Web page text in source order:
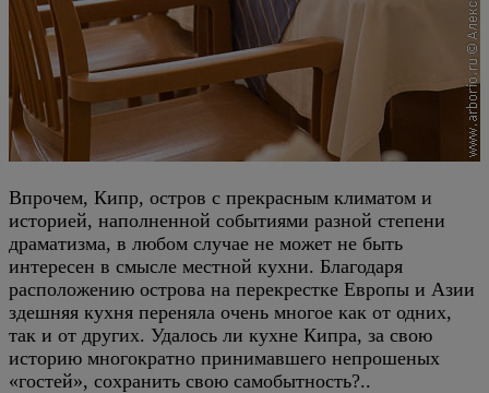
Впрочем, Кипр, остров с прекрасным климатом и
историей, наполненной событиями разной степени
драматизма, в любом случае не может не быть
интересен в смысле местной кухни. Благодаря
расположению острова на перекрестке Европы и Азии
здешняя кухня переняла очень многое как от одних,
так и от других. Удалось ли кухне Кипра, за свою
историю многократно принимавшего непрошеных
«гостей», сохранить свою самобытность?..